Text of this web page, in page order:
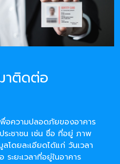
าติดต่อ
อความปลอดภัยของอาคาร
ระชาชน เช่น ชื่อ ที่อยู่ ภาพ
โดยละเอียดได้แก่ วันเวลา
ะยะเวลาที่อยู่ในอาคาร